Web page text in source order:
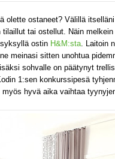
olette ostaneet? Välillä
tai ostellut. Näin
ostin H&M:sta. Laitoin
meinasi sitten unohtua
sohvalle on päätynyt
1:sen konkurssipesä
hyvä aika vaihtaa